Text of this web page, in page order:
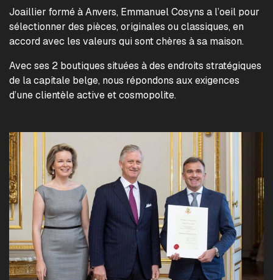
Joaillier formé à Anvers, Emmanuel Cosyns a l’oeil pour
sélectionner des pièces, originales ou classiques, en
accord avec les valeurs qui sont chères à sa maison.
Avec ses 2 boutiques situées à des endroits stratégiques
de la capitale belge, nous répondons aux exigences
d’une clientèle active et cosmopolite.